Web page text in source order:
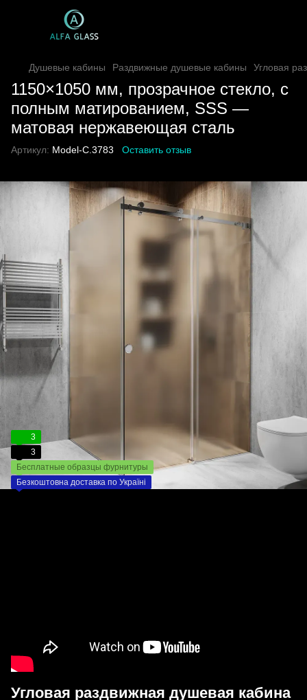
Душевые кабины Раздвижные душевые кабины Угловая
1150×1050 мм, прозрачное стекло, с
полным матированием, SSS —
матовая нержавеющая сталь
Артикул: Model-C.3783 Оставить отзыв
3
3
Бесплатные образцы фурнитуры
Безкоштовна доставка по Україні
Угловая раздвижная душевая кабина